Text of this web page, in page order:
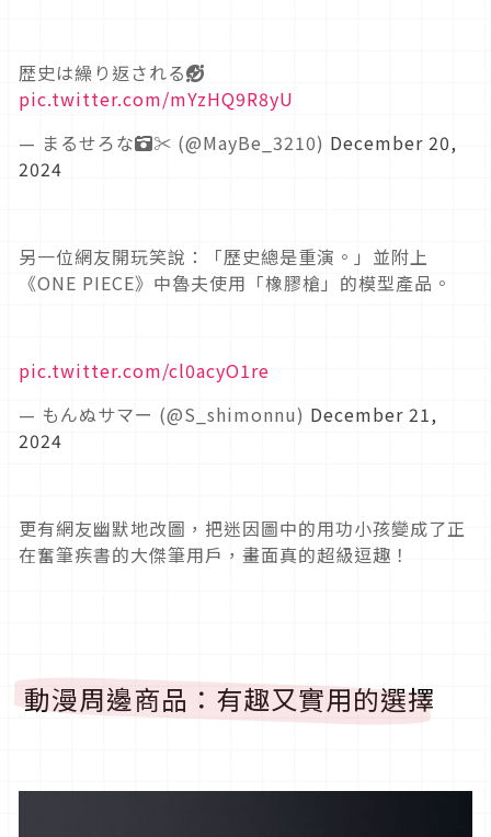
歴史は繰り返される🤣
pic.twitter.com/mYzHQ9R8yU
— まるせろな📷✂️ (@MayBe_3210) December 20,
2024
另一位網友開玩笑說：「歷史總是重演。」並附上
《ONE PIECE》中魯夫使用「橡膠槍」的模型產品。
pic.twitter.com/cl0acyO1re
— もんぬサマー (@S_shimonnu) December 21,
2024
更有網友幽默地改圖，把迷因圖中的用功小孩變成了正
在奮筆疾書的大傑筆用戶，畫面真的超級逗趣！
動漫周邊商品：有趣又實用的選擇